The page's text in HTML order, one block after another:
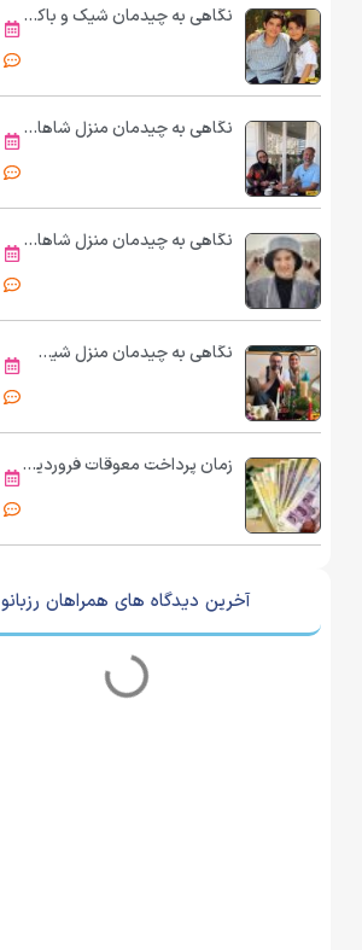
نگاهی به چیدمان شیک و باکلاس منزل پدری مانی رحمانی، جواد سریال «بچه مهندس»: از مبلمان سلطنتی و مدرن تا فرش اصیل ایرانی
نگاهی به چیدمان منزل شاهانه و مجلل بهنوش بختیاری و همسرش/ از مبلمان سلطنتی و لوستر برنجی اعیانی تا چشم‌انداز زیبا از بالکن شیشه‌ای
نگاهی به چیدمان منزل شاهانه و مجلل ریما رامین‌فر «هُمای پایتخت» و همسر هنرمندش،امیر جعفری/ از حیاط سرسبز و مبلمان کلاسیک تا کتابخانه پر از کتاب
نگاهی به چیدمان منزل شیک و مینیمال «سپند امیرسلیمانی» و همسر هنرمندش «مونا کرمی»/ از کابینت‌های مدرن و نورمخفی تا دکوری‌های شیک
زمان پرداخت معوقات فروردین و اردیبهشت بازنشستگان مشخص شد؟/ کریمی: بازنشستگان توان خرید نان و پنیر هم ندارند؛ حقوق‌ها باید ۲ماه یک‌بار تغییر کند
آخرین دیدگاه های همراهان رزبانو